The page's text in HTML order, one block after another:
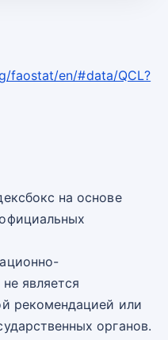
faostat/en/#data/QCL?
на основе
является
рекомендацией или
органов.